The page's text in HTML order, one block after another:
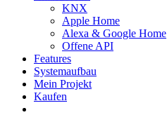
KNX
Apple Home
Alexa & Google Home
Offene API
Features
Systemaufbau
Mein Projekt
Kaufen